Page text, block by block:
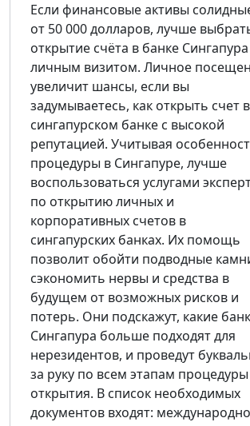
Если финансовые активы
от 50 000 долларов, лучше
открытие счёта в банке Сингапура
личным визитом. Личное
увеличит шансы, если вы
задумываетесь, как открыть счет в
сингапурском банке с высокой
репутацией. Учитывая
процедуры в Сингапуре, лучше
воспользоваться услугами
по открытию личных и
корпоративных счетов в
сингапурских банках. Их помощь
позволит обойти подводные
сэкономить нервы и средства в
будущем от возможных рисков и
потерь. Они подскажут, какие
Сингапура больше подходят для
нерезидентов, и проведут
за руку по всем этапам процедуры
открытия. В список необходимых
документов входят: